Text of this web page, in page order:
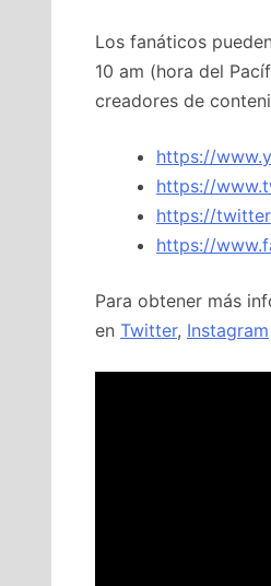
Los fanáticos
10 am (hora del
creadores de
https://
https://
https://
https://
Para obtener más
en Twitter, Instagram